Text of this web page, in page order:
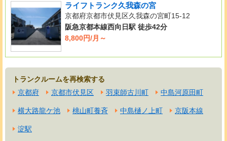
ライフトランク久我森の宮
京都府京都市伏見区久我森の宮町15-12
阪急京都本線西向日駅 徒歩42分
8,800円/月～
トランクルームを再検索する
京都府
京都市伏見区 羽束師古川町 中島河原田町
横大路龍ケ池 桃山町養斉 中島樋ノ上町 京阪本線
淀駅